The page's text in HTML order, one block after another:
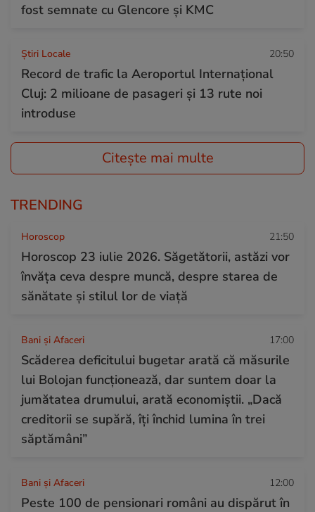
fost semnate cu Glencore și KMC
Știri Locale 20:50
Record de trafic la Aeroportul Internațional
Cluj: 2 milioane de pasageri și 13 rute noi
introduse
Citește mai multe
TRENDING
Horoscop 21:50
Horoscop 23 iulie 2026. Săgetătorii, astăzi vor
învăța ceva despre muncă, despre starea de
sănătate și stilul lor de viață
Bani și Afaceri 17:00
Scăderea deficitului bugetar arată că măsurile
lui Bolojan funcționează, dar suntem doar la
jumătatea drumului, arată economiștii. „Dacă
creditorii se supără, îți închid lumina în trei
săptămâni”
Bani și Afaceri 12:00
Peste 100 de pensionari români au dispărut în